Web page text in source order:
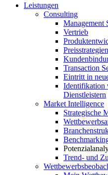
Leistungen
Consulting
Management
Vertrieb
Transaction
Eintritt in
Identifikation
Dienstleistern
Market Intelligence
Strategische
Trend- und